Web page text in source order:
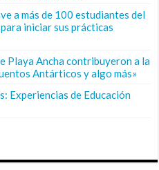
a más de 100 estudiantes del
iniciar sus prácticas
Playa Ancha contribuyeron a la
Antárticos y algo más»
Experiencias de Educación